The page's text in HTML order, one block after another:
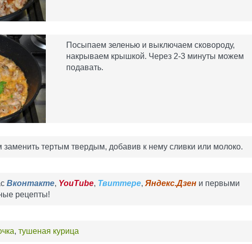
Посыпаем зеленью и выключаем сковороду,
накрываем крышкой. Через 2-3 минуты можем
подавать.
тертым твердым, добавив к нему сливки или молоко.
Вконтакте, YouTube, Твиттере, Яндекс.Дзен и первыми
рецепты!
, тушеная курица